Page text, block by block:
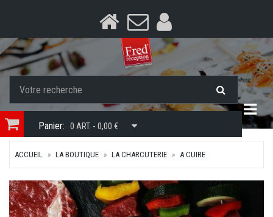
Panier: 0 ART. - 0,00 €
ACCUEIL LA BOUTIQUE LA CHARCUTERIE A CUIRE